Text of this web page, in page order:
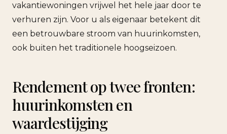
vakantiewoningen vrijwel het hele jaar door te
verhuren zijn. Voor u als eigenaar betekent dit
een betrouwbare stroom van huurinkomsten,
ook buiten het traditionele hoogseizoen.
Rendement op twee fronten:
huurinkomsten en
waardestijging